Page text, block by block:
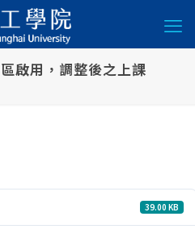
啟用，調整後之上課
39.00 KB